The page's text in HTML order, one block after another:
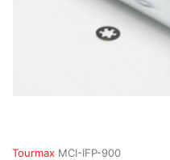
Tourmax MCI-IFP-900